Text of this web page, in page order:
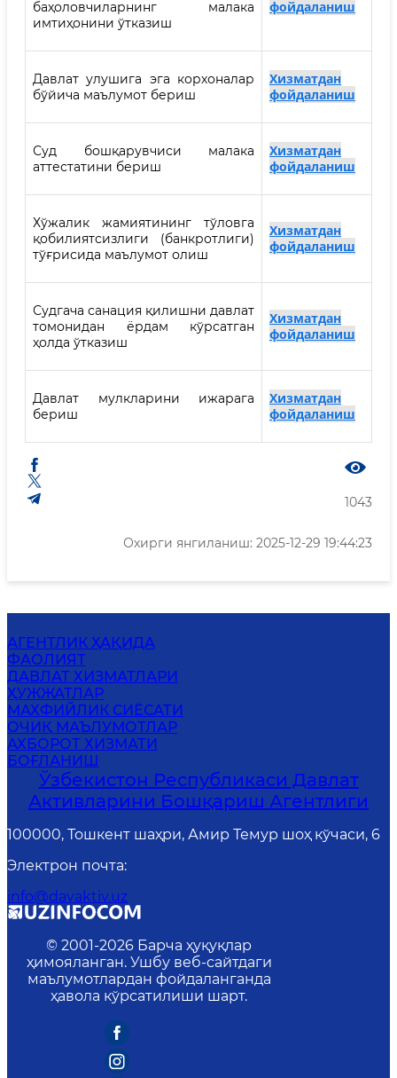
баҳоловчиларнинг малака
имтиҳонини ўтказиш
фойдаланиш
Давлат улушига эга корхоналар
бўйича маълумот бериш
Хизматдан
фойдаланиш
Суд бошқарувчиси малака
аттестатини бериш
Хизматдан
фойдаланиш
Хўжалик жамиятининг тўловга
қобилиятсизлиги (банкротлиги)
тўғрисида маълумот олиш
Хизматдан
фойдаланиш
Судгача санация қилишни давлат
томонидан ёрдам кўрсатган
ҳолда ўтказиш
Хизматдан
фойдаланиш
Давлат мулкларини ижарага
бериш
Хизматдан
фойдаланиш
1043
Охирги янгиланиш: 2025-12-29 19:44:23
АГЕНТЛИК ҲАҚИДА
ФАОЛИЯТ
ДАВЛАТ ХИЗМАТЛАРИ
ҲУЖЖАТЛАР
MАХФИЙЛИК СИЁСАТИ
ОЧИҚ МАЪЛУМОТЛАР
АХБОРОТ ХИЗМАТИ
БОҒЛАНИШ
Ўзбекистон Республикаси Давлат
Активларини Бошқариш Агентлиги
100000, Тошкент шаҳри, Амир Темур шоҳ кўчаси, 6
Электрон почта:
info@davaktiv.uz
© 2001-2026 Барча ҳуқуқлар
ҳимояланган. Ушбу веб-сайтдаги
маълумотлардан фойдаланганда
ҳавола кўрсатилиши шарт.